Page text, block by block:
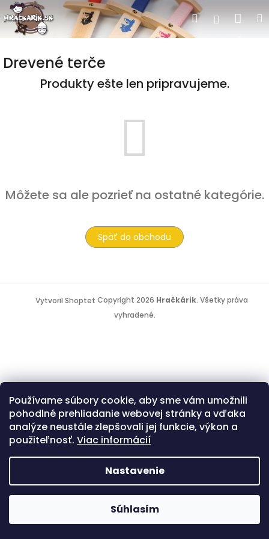
Používame súbory cookie, aby sme vám umožnili
pohodlné prehliadanie webovej stránky a vďaka
analýze neustále zlepšovali jej funkcie, výkon a
použiteľnosť. Viac informácií
Nastavenie
Súhlasím
Prejsť
na
obsah
Hľadať
Drevené terče
Produkty ešte len pripravujeme.
Môžete sa ale pozrieť na ostatné kategórie.
Späť do obchodu
Vytvoril Shoptet Copyright 2026 Hračkárik. Všetky práva
vyhradené.